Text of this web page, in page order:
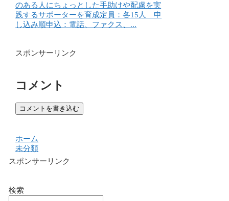
のある人にちょっとした手助けや配慮を実
践するサポーターを育成定員：各15人 申
し込み順申込：電話、ファクス、...
スポンサーリンク
コメント
コメントを書き込む
ホーム
未分類
スポンサーリンク
検索